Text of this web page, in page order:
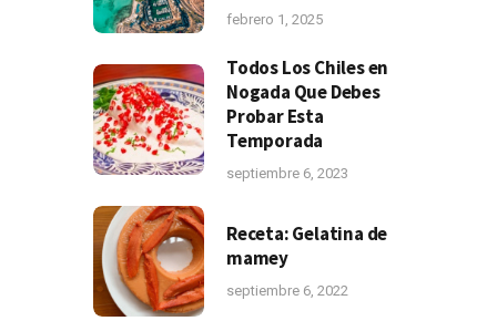
febrero 1, 2025
Todos Los Chiles en
Nogada Que Debes
Probar Esta
Temporada
septiembre 6, 2023
Receta: Gelatina de
mamey
septiembre 6, 2022